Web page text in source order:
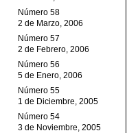
Número 58
2 de Marzo, 2006
Número 57
2 de Febrero, 2006
Número 56
5 de Enero, 2006
Número 55
1 de Diciembre, 2005
Número 54
3 de Noviembre, 2005